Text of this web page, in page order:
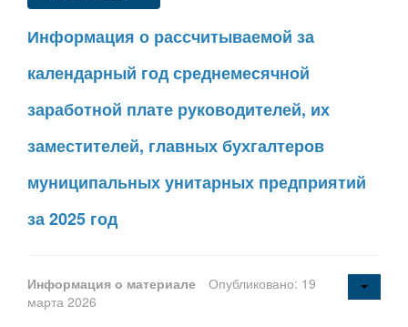
Информация о рассчитываемой за
календарный год среднемесячной
заработной плате руководителей, их
заместителей, главных бухгалтеров
муниципальных унитарных предприятий
за 2025 год
Информация о материале
Опубликовано: 19
марта 2026